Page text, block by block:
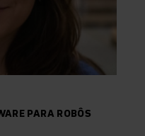
PARA ROBÔS